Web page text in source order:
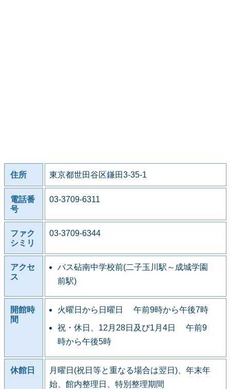
住所 東京都世田谷区鎌田3-35-1
電話番
号
03-3709-6311
ファク
シミリ
03-3709-6344
アクセ
ス
バス砧南中学校前(二子玉川駅～成城学園
前駅)
開館時
間
火曜日から日曜日 午前9時から午後7時
祝・休日、12月28日及び1月4日 午前9
時から午後5時
休館日
月曜日(祝日等と重なる場合は翌日)、年末年
始、館内整理日、特別整理期間